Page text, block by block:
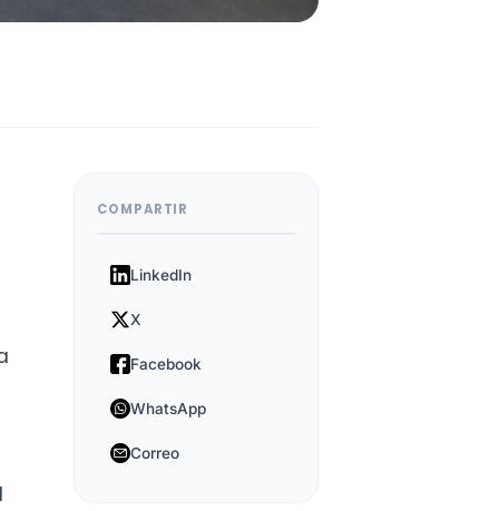
COMPARTIR
LinkedIn
X
Facebook
WhatsApp
Correo